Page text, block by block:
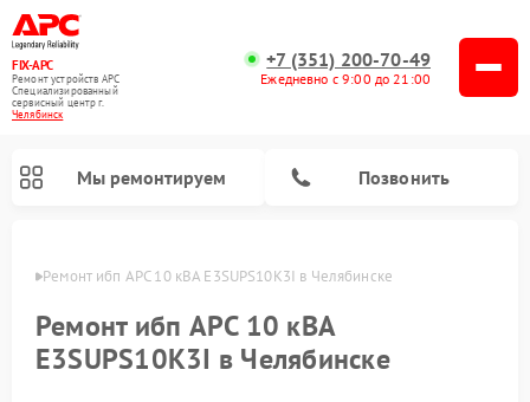
FIX-APC
Ремонт устройств APC
Специализированный
cервисный центр г.
Челябинск
+7 (351) 200-70-49
Ежедневно с 9:00 до 21:00
Мы ремонтируем Позвонить
Ремонт ибп APC 10 кВА E3SUPS10K3I в Челябинске
Ремонт ибп APC 10 кВА
E3SUPS10K3I в Челябинске